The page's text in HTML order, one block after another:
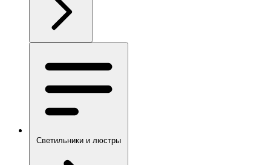
Светильники и люстры